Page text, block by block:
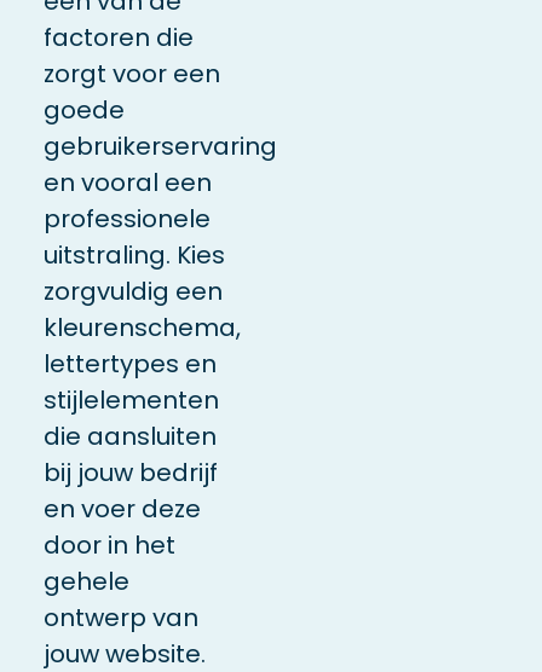
factoren die
zorgt voor een
goede
gebruikerservaring
en vooral een
professionele
uitstraling. Kies
zorgvuldig een
kleurenschema,
lettertypes en
stijlelementen
die aansluiten
bij jouw bedrijf
en voer deze
door in het
gehele
ontwerp van
jouw website.